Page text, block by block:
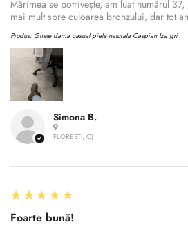
Simona B.
FLORESTI, CJ
Mărimea se potrivește, am luat numărul
mai mult spre culoarea bronzului, dar tot
Produs: Ghete dama casual piele naturala Caspian Iza gri
5
★★★★★
Foarte bună!